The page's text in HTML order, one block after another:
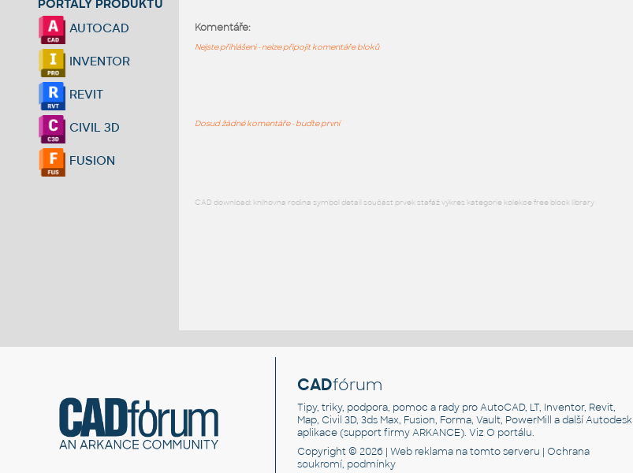
PORTÁLY PRODUKTŮ
AUTOCAD
INVENTOR
REVIT
CIVIL 3D
FUSION
Komentáře:
Nejste přihlášeni - nelze připojit komentáře bloků
Dosud žádné komentáře - buďte první
CAD download: knihovna rodina symbol detail součást prvek stafáž výkres kategorie kolekce free block library
CADfórum
Tipy, triky, podpora, pomoc a rady pro AutoCAD, LT, Inventor, Revit,
Map, Civil 3D, 3ds Max, Fusion, Forma, Vault, PowerMill a další Autodesk
aplikace (support firmy ARKANCE). VizO portálu.
Copyright © 2026 |Web reklama na tomto serveru |Ochrana
soukromí, podmínky